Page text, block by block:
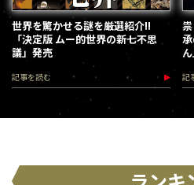
世界を驚かせる謎を厳選紹介!!
「決定版 ムー的世界の新七不思
議」発売
記事を読む 記